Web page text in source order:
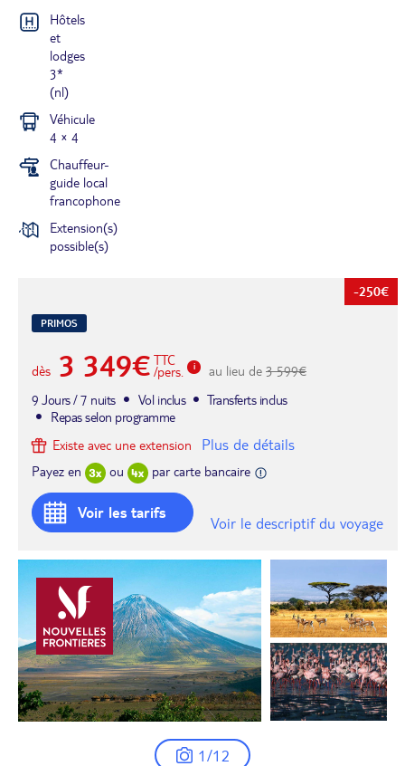
Hôtels
et
lodges
3*
(nl)
Véhicule
4 × 4
Chauffeur-
guide local
francophone
Extension(s)
possible(s)
-250€
PRIMOS
dès 3 349€ TTC
/pers. au lieu de 3 599€
9 Jours / 7 nuits
Vol inclus
Transferts inclus
Repas selon programme
Existe avec une extension
Plus de détails
Payez en ou par carte bancaire
Voir les tarifs
Voir le descriptif du voyage
1/12